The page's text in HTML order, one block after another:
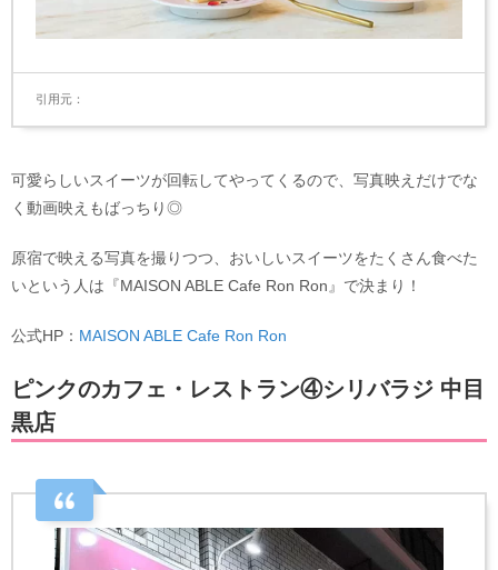
引用元
可愛らしいスイーツが回転してやってくるので、写真映えだけでな
く動画映えもばっちり◎
原宿で映える写真を撮りつつ、おいしいスイーツをたくさん食べた
いという人は『MAISON ABLE Cafe Ron Ron』で決まり！
公式HP： MAISON ABLE Cafe Ron Ron
ピンクのカフェ・レストラン④シリバラジ 中目
黒店